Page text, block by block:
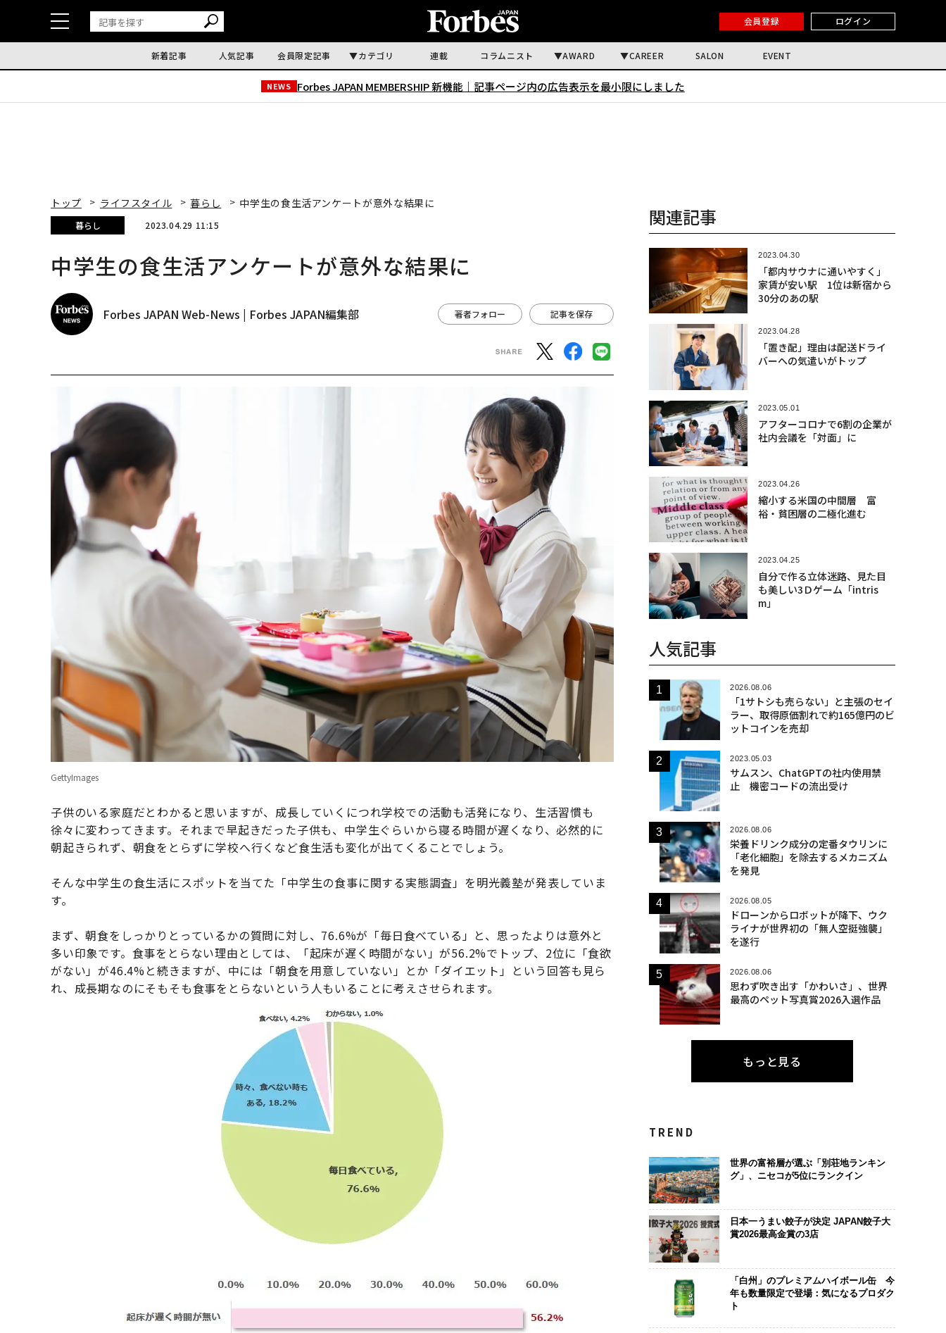
会員登録 ログイン
新着記事 人気記事 会員限定記事 カテゴリ 連載 コラムニスト AWARD CAREER SALON EVENT
NEWS Forbes JAPAN MEMBERSHIP 新機能｜ 記事ページ内の広告表示を最小限にしました
トップ ライフスタイル 暮らし 中学生の食生活アンケートが意外な結果に
暮らし 2023.04.29 11:15
中学生の食生活アンケートが意外な結果に
Forbes JAPAN Web-News | Forbes JAPAN編集部 著者フォロー 記事を保存
GettyImages
子供のいる家庭だとわかると思いますが、成長していくにつれ学校での活動も活発になり、生活習慣も
徐々に変わってきます。それまで早起きだった子供も、中学生ぐらいから寝る時間が遅くなり、必然的に
朝起きられず、朝食をとらずに学校へ行くなど食生活も変化が出てくることでしょう。
そんな中学生の食生活にスポットを当てた「中学生の食事に関する実態調査」を明光義塾が発表していま
す。
まず、朝食をしっかりとっているかの質問に対し、76.6%が「毎日食べている」と、思ったよりは意外と
多い印象です。食事をとらない理由としては、「起床が遅く時間がない」が56.2%でトップ、2位に「食欲
がない」が46.4%と続きますが、中には「朝食を用意していない」とか「ダイエット」という回答も見ら
れ、成長期なのにそもそも食事をとらないという人もいることに考えさせられます。
関連記事
2023.04.30
「都内サウナに通いやすく」
家賃が安い駅 1位は新宿から
30分のあの駅
2023.04.28
「置き配」理由は配送ドライ
バーへの気遣いがトップ
2023.05.01
アフターコロナで6割の企業が
社内会議を「対面」に
2023.04.26
縮小する米国の中間層 富
裕・貧困層の二極化進む
2023.04.25
自分で作る立体迷路、見た目
も美しい3Ｄゲーム「intris
m」
人気記事
2026.08.06
「1サトシも売らない」と主張のセイ
ラー、取得原価割れで約165億円のビ
ットコインを売却
2023.05.03
サムスン、ChatGPTの社内使用禁
止 機密コードの流出受け
2026.08.06
栄養ドリンク成分の定番タウリンに
「老化細胞」を除去するメカニズム
を発見
2026.08.05
ドローンからロボットが降下、ウク
ライナが世界初の「無人空挺強襲」
を遂行
2026.08.06
思わず吹き出す「かわいさ」、世界
最高のペット写真賞2026入選作品
もっと見る
TREND
世界の富裕層が選ぶ「別荘地ランキン
グ」、ニセコが5位にランクイン
日本一うまい餃子が決定 JAPAN餃子大
賞2026最高金賞の3店
「白州」のプレミアムハイボール缶 今
年も数量限定で登場：気になるプロダク
ト